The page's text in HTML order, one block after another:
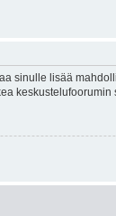
sinulle lisää
keskustelufoorumin